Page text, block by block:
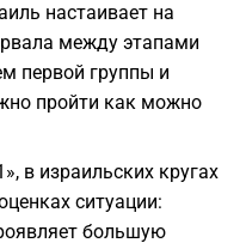
настаивает на
между этапами
первой группы и
пройти как можно
в израильских кругах
ситуации:
большую